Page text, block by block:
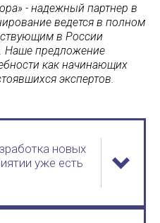
- надежный партнер в
ведется в полном
в России
Наше предложение
как начинающих
экспертов.
новых
уже есть